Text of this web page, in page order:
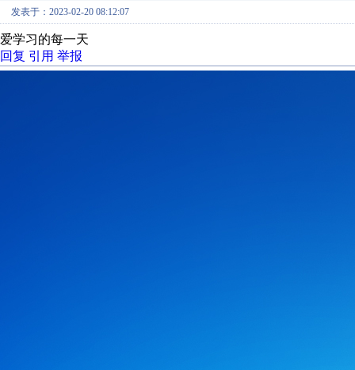
发表于：2023-02-20 08:12:07
爱学习的每一天
回复 引用 举报